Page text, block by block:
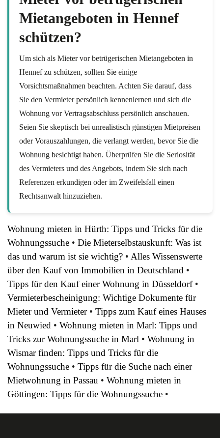
Mietangeboten in Hennef
schützen?
Um sich als Mieter vor betrügerischen Mietangeboten in
Hennef zu schützen, sollten Sie einige
Vorsichtsmaßnahmen beachten. Achten Sie darauf, dass
Sie den Vermieter persönlich kennenlernen und sich die
Wohnung vor Vertragsabschluss persönlich anschauen.
Seien Sie skeptisch bei unrealistisch günstigen Mietpreisen
oder Vorauszahlungen, die verlangt werden, bevor Sie die
Wohnung besichtigt haben. Überprüfen Sie die Seriosität
des Vermieters und des Angebots, indem Sie sich nach
Referenzen erkundigen oder im Zweifelsfall einen
Rechtsanwalt hinzuziehen.
Wohnung mieten in Hürth: Tipps und Tricks für die
Wohnungssuche • Die Mieterselbstauskunft: Was ist
das und warum ist sie wichtig? • Alles Wissenswerte
über den Kauf von Immobilien in Deutschland •
Tipps für den Kauf einer Wohnung in Düsseldorf•
Vermieterbescheinigung: Wichtige Dokumente für
Mieter und Vermieter• Tipps zum Kauf eines Hauses
in Neuwied • Wohnung mieten in Marl: Tipps und
Tricks zur Wohnungssuche in Marl • Wohnung in
Wismar finden: Tipps und Tricks für die
Wohnungssuche • Tipps für die Suche nach einer
Mietwohnung in Passau • Wohnung mieten in
Göttingen: Tipps für die Wohnungssuche •